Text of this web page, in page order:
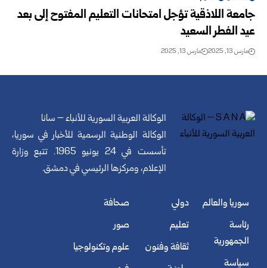
جامعة اللاذقية تؤجل امتحانات التعليم المفتوح إلى بعد
عيد الفطر السعيد
مارس 13, 2025 مارس 13, 2025
الوكالة العربية السورية للأنباء – سانا
الوكالة الوطنية الرسمية للأخبار في سوريا،
تأسست في 24 يونيو 1965. تتبع وزارة
الإعلام، ومركزها الرئيسي في دمشق.
سوريا والعالم
رئاسة
الجمهورية
سياسة
دولي
تعليم
ثقافة وفنون
صحافة
صور
علوم وتكنولوجيا